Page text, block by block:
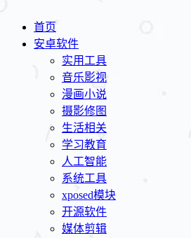
首页
安卓软件
实用工具
音乐影视
漫画小说
摄影修图
生活相关
学习教育
人工智能
系统工具
xposed模块
开源软件
媒体剪辑